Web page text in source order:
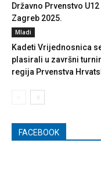
Državno Prvenstvo U12
Zagreb 2025.
Mladi
Kadeti Vrijednosnica
plasirali u završni
regija Prvenstva
FACEBOOK